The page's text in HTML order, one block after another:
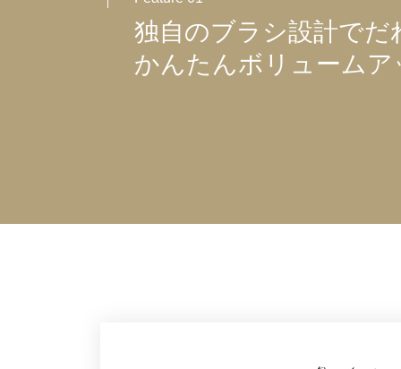
独自のブラシ設計でだ
かんたんボリュームア